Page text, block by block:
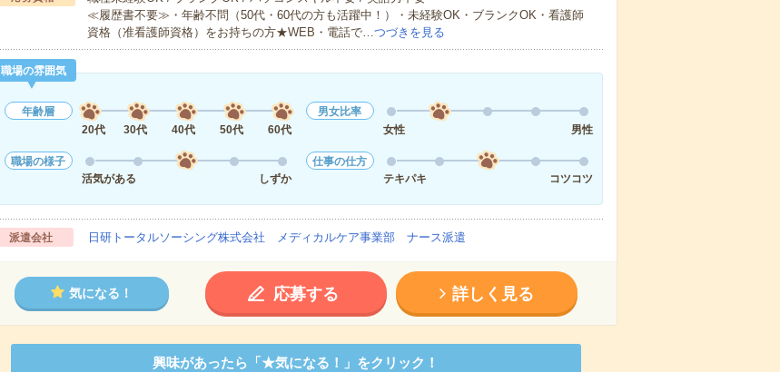
≪履歴書不要≫・年齢不問（50代・60代の方も活躍中！）・未経験OK・ブランクOK・看護師
資格（准看護師資格）をお持ちの方★WEB・電話で…つづきを見る
職場の雰囲気
年齢層
20代
30代 40代 50代 60代
男女比率
女性
男性
職場の様子
活気がある
しずか
仕事の仕方
テキパキ
コツコツ
派遣会社 日研トータルソーシング株式会社 メディカルケア事業部 ナース派遣
気になる！ 応募する 詳しく見る
興味があったら「★気になる！」をクリック！